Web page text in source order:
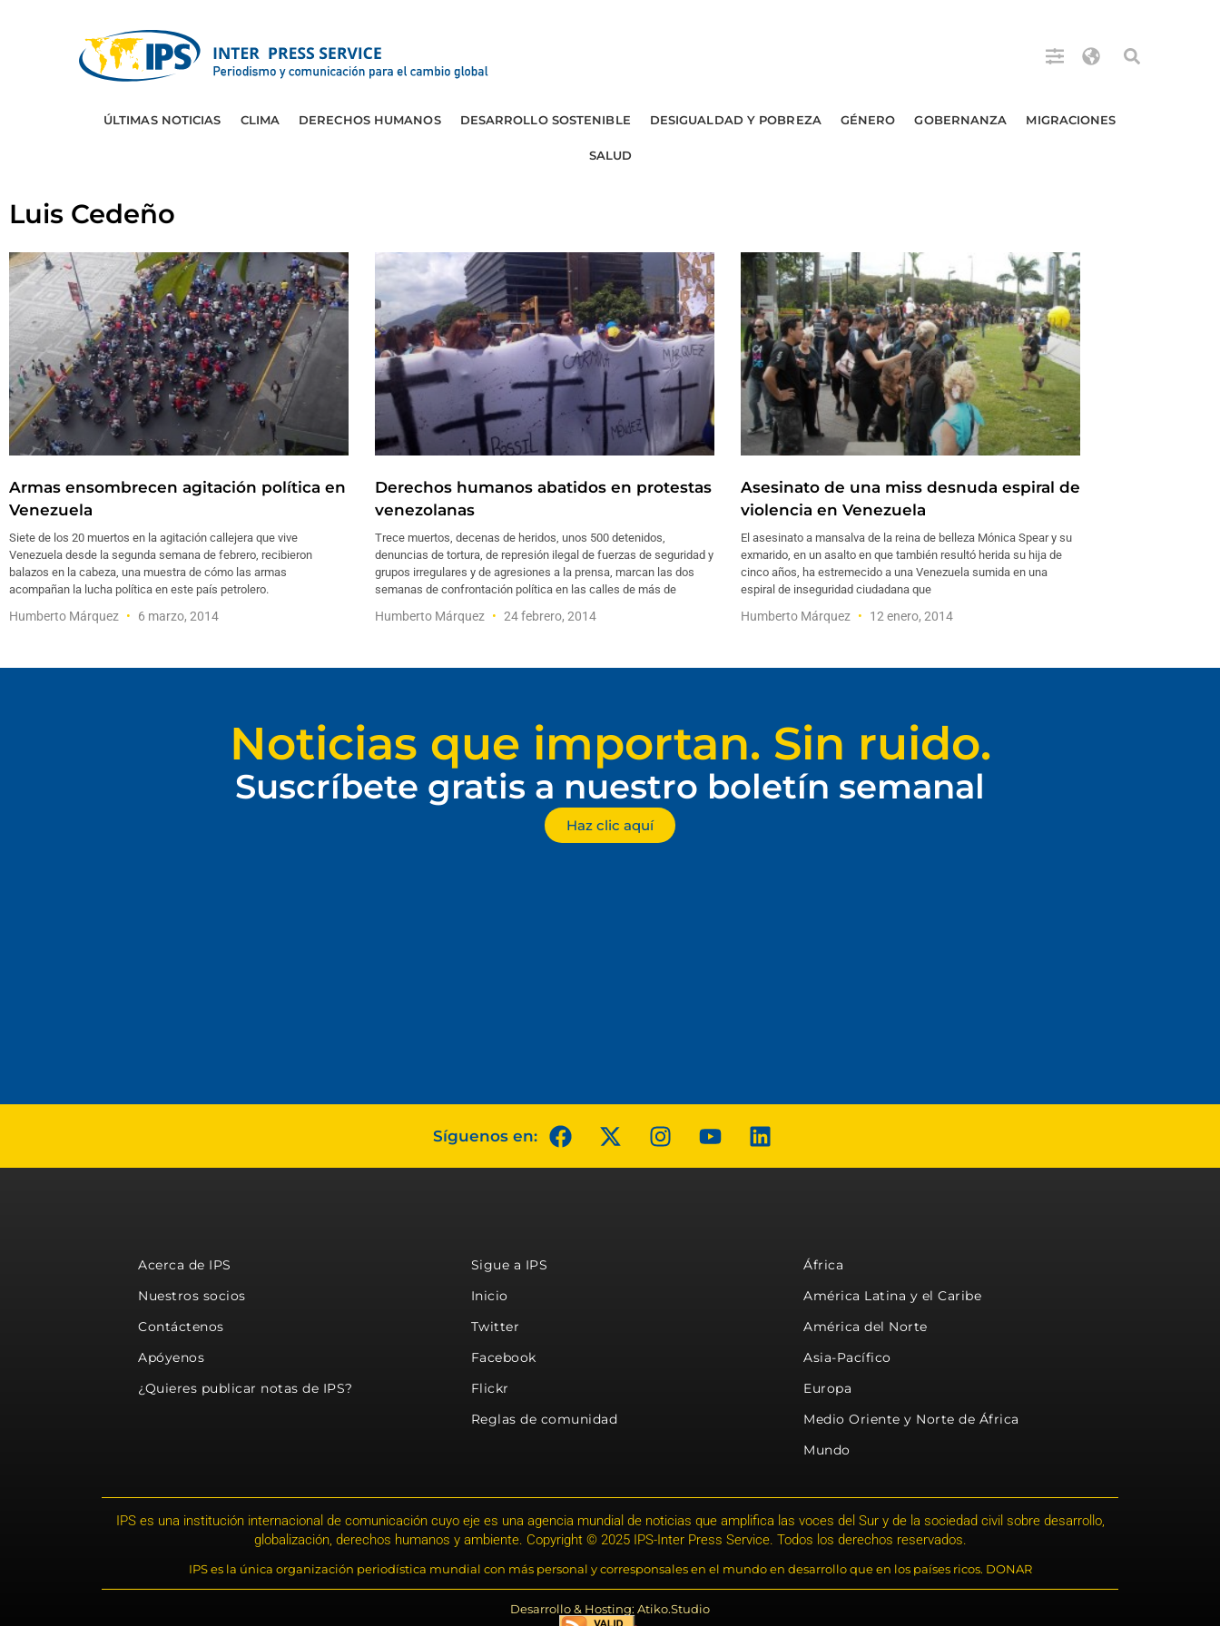
ÚLTIMAS NOTICIAS CLIMA DERECHOS HUMANOS DESARROLLO SOSTENIBLE DESIGUALDAD Y POBREZA GÉNERO GOBERNANZA MIGRACIONES
SALUD
Luis Cedeño
Armas ensombrecen agitación política en
Venezuela
Siete de los 20 muertos en la agitación callejera que vive
Venezuela desde la segunda semana de febrero, recibieron
balazos en la cabeza, una muestra de cómo las armas
acompañan la lucha política en este país petrolero.
Humberto Márquez 6 marzo, 2014
Derechos humanos abatidos en protestas
venezolanas
Trece muertos, decenas de heridos, unos 500 detenidos,
denuncias de tortura, de represión ilegal de fuerzas de seguridad y
grupos irregulares y de agresiones a la prensa, marcan las dos
semanas de confrontación política en las calles de más de
Humberto Márquez 24 febrero, 2014
Asesinato de una miss desnuda espiral de
violencia en Venezuela
El asesinato a mansalva de la reina de belleza Mónica Spear y su
exmarido, en un asalto en que también resultó herida su hija de
cinco años, ha estremecido a una Venezuela sumida en una
espiral de inseguridad ciudadana que
Humberto Márquez 12 enero, 2014
Noticias que importan. Sin ruido.
Suscríbete gratis a nuestro boletín semanal
Haz clic aquí
Síguenos en:
Acerca de IPS
Nuestros socios
Contáctenos
Apóyenos
¿Quieres publicar notas de IPS?
Sigue a IPS
Inicio
Twitter
Facebook
Flickr
Reglas de comunidad
África
América Latina y el Caribe
América del Norte
Asia-Pacífico
Europa
Medio Oriente y Norte de África
Mundo
IPS es una institución internacional de comunicación cuyo eje es una agencia mundial de noticias que amplifica las voces del Sur y de la sociedad civil sobre desarrollo,
globalización, derechos humanos y ambiente. Copyright © 2025 IPS-Inter Press Service. Todos los derechos reservados.
IPS es la única organización periodística mundial con más personal y corresponsales en el mundo en desarrollo que en los países ricos. DONAR
Desarrollo & Hosting: Atiko.Studio